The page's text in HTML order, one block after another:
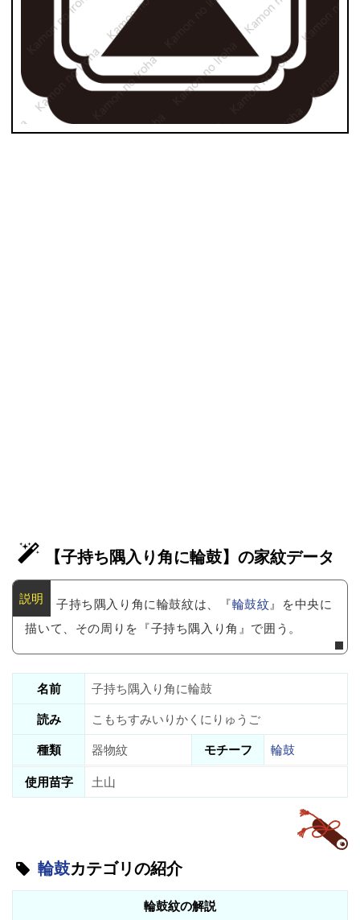
【子持ち隅入り角に輪鼓】の家紋データ
子持ち隅入り角に輪鼓紋は、『輪鼓紋』を中央に
描いて、その周りを『子持ち隅入り角』で囲う。
名前
子持ち隅入り角に輪鼓
読み
こもちすみいりかくにりゅうご
種類
器物紋 モチーフ
輪鼓
使用苗字
土山
輪鼓カテゴリの紹介
輪鼓紋の解説